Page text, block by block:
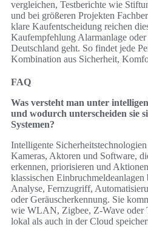
vergleichen, Testberichte wie
und bei größeren Projekten
klare Kaufentscheidung reichen
Kaufempfehlung Alarmanlage
Deutschland geht. So findet jede
Kombination aus Sicherheit,
FAQ
Was versteht man unter
und wodurch unterscheiden sie
Systemen?
Intelligente
Kameras, Aktoren und Software,
erkennen, priorisieren und
klassischen
Analyse, Fernzugriff,
oder Geräuscherkennung. Sie
wie WLAN, Zigbee, Z‑Wave oder
lokal als auch in der Cloud